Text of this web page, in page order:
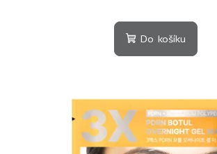
Do košíku